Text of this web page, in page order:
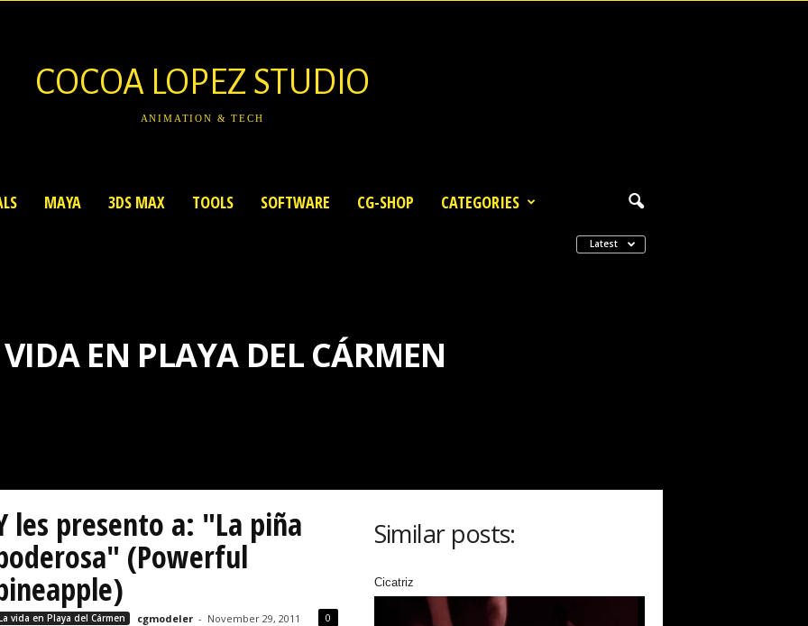
COCOA LOPEZ STUDIO
ANIMATION & TECH
MAYA 3DS MAX TOOLS SOFTWARE CG-SHOP CATEGORIES
Latest
EN PLAYA DEL CÁRMEN
les presento a: "La piña
(Powerful
vida en Playa del Cármen cgmodeler - November 29, 2011 0
Similar posts:
Cicatriz